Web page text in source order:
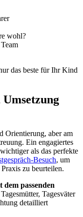
wohl?
das beste für Ihr Kind
Orientierung, aber am
Ein engagiertes
als das perfekte
Besuch, um
zu beurteilen.
passenden
Tagesväter
detailliert